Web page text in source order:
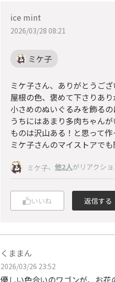
ice mint
2026/03/28 08:21
ミケ子
ミケ子さん、ありがとうご
屋根の色、褒めて下さりあ
小さめのぬいぐるみを飾る
うちにはあまり多肉ちゃん
ものは沢山ある！と思って
ミケ子さんのマイストアで
ミケ子、 他2人がリアクショ
いいね 返信する
くままん
2026/03/26 23:52